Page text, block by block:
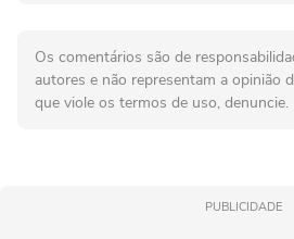
Os comentários são de
autores e não representam a opinião
que viole os termos de uso, denuncie.
PUBLICIDADE